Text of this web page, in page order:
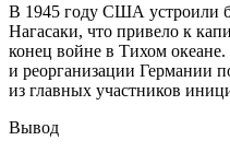
В 1945 году США устроили
Нагасаки, что привело к
конец войне в Тихом
и реорганизации Германии
из главных участников
Вывод